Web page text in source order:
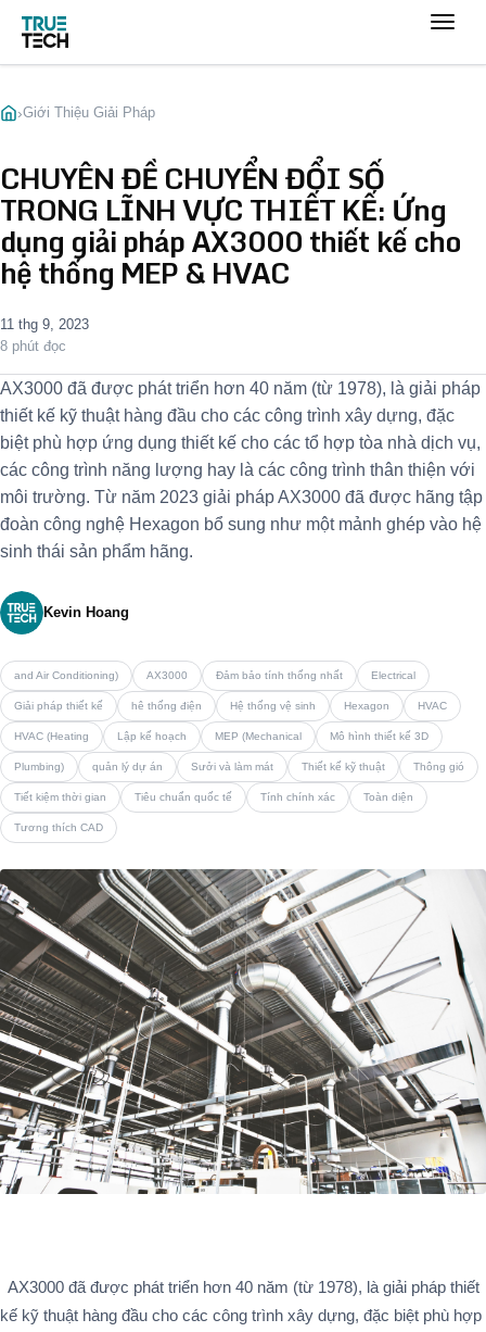
›Giới Thiệu Giải Pháp
CHUYÊN ĐỀ CHUYỂN ĐỔI SỐ
TRONG LĨNH VỰC THIẾT KẾ: Ứng
dụng giải pháp AX3000 thiết kế cho
hệ thống MEP & HVAC
11 thg 9, 2023
8 phút đọc
AX3000 đã được phát triển hơn 40 năm (từ 1978), là giải pháp
thiết kế kỹ thuật hàng đầu cho các công trình xây dựng, đặc
biệt phù hợp ứng dụng thiết kế cho các tổ hợp tòa nhà dịch vụ,
các công trình năng lượng hay là các công trình thân thiện với
môi trường. Từ năm 2023 giải pháp AX3000 đã được hãng tập
đoàn công nghệ Hexagon bổ sung như một mảnh ghép vào hệ
sinh thái sản phẩm hãng.
Kevin Hoang
and Air Conditioning) AX3000 Đảm bảo tính thống nhất Electrical
Giải pháp thiết kế hê thống điện Hệ thống vệ sinh Hexagon HVAC
HVAC (Heating Lập kế hoạch MEP (Mechanical Mô hình thiết kế 3D
Plumbing) quản lý dự án Sưởi và làm mát Thiết kế kỹ thuật Thông gió
Tiết kiệm thời gian Tiêu chuẩn quốc tế Tính chính xác Toàn diện
Tương thích CAD
AX3000 đã được phát triển hơn 40 năm (từ 1978), là giải pháp thiết
kế kỹ thuật hàng đầu cho các công trình xây dựng, đặc biệt phù hợp